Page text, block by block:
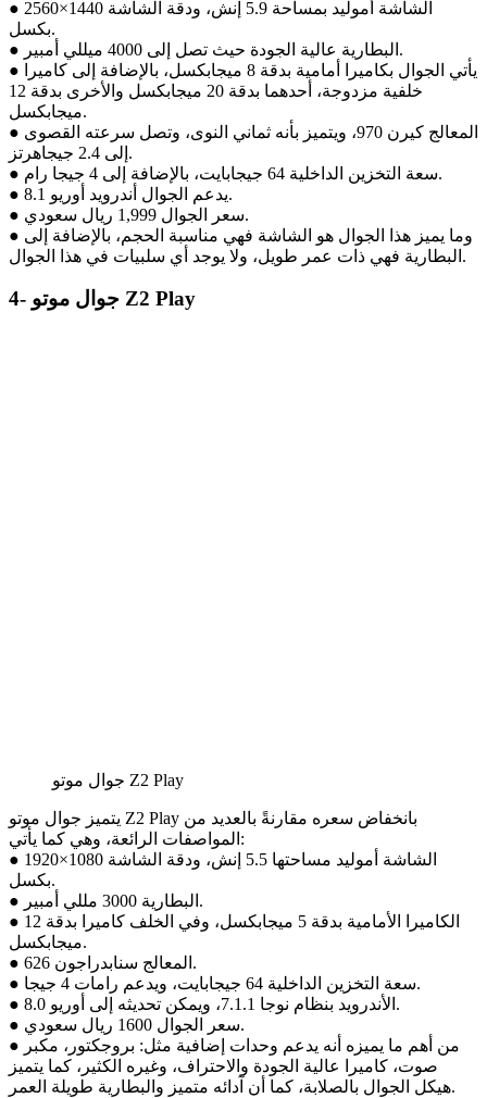
● الشاشة أموليد بمساحة 5.9 إنش، ودقة الشاشة 1440×2560
بكسل.
● البطارية عالية الجودة حيث تصل إلى 4000 ميللي أمبير.
● يأتي الجوال بكاميرا أمامية بدقة 8 ميجابكسل، بالإضافة إلى كاميرا
خلفية مزدوجة، أحدهما بدقة 20 ميجابكسل والأخرى بدقة 12
ميجابكسل.
● المعالج كيرن 970، ويتميز بأنه ثماني النوى، وتصل سرعته القصوى
إلى 2.4 جيجاهرتز.
● سعة التخزين الداخلية 64 جيجابايت، بالإضافة إلى 4 جيجا رام.
● يدعم الجوال أندرويد أوريو 8.1.
● سعر الجوال 1,999 ريال سعودي.
● وما يميز هذا الجوال هو الشاشة فهي مناسبة الحجم، بالإضافة إلى
البطارية فهي ذات عمر طويل، ولا يوجد أي سلبيات في هذا الجوال.
4- جوال موتو Z2 Play
جوال موتو Z2 Play
يتميز جوال موتو Z2 Play بانخفاض سعره مقارنةً بالعديد من
المواصفات الرائعة، وهي كما يأتي:
● الشاشة أموليد مساحتها 5.5 إنش، ودقة الشاشة 1080×1920
بكسل.
● البطارية 3000 مللي أمبير.
● الكاميرا الأمامية بدقة 5 ميجابكسل، وفي الخلف كاميرا بدقة 12
ميجابكسل.
● المعالج سنابدراجون 626.
● سعة التخزين الداخلية 64 جيجابايت، ويدعم رامات 4 جيجا.
● الأندرويد بنظام نوجا 7.1.1، ويمكن تحديثه إلى أوريو 8.0.
● سعر الجوال 1600 ريال سعودي.
● من أهم ما يميزه أنه يدعم وحدات إضافية مثل: بروجكتور، مكبر
صوت، كاميرا عالية الجودة والاحتراف، وغيره الكثير، كما يتميز
هيكل الجوال بالصلابة، كما أن آدائه متميز والبطارية طويلة العمر.